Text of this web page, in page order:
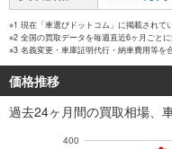
※1 現在「車選びドットコム」に掲載されて
※2 全国の買取データを毎週直近6ヶ月ごと
※3 名義変更・車庫証明代行・納車費用等を
価格推移
過去24ヶ月間の買取相場、
400